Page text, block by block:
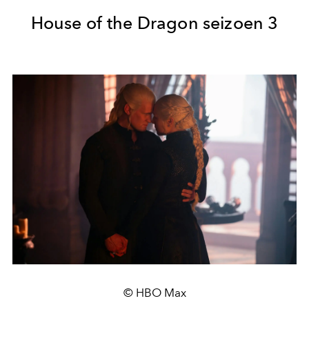
House of the Dragon seizoen 3
© HBO Max